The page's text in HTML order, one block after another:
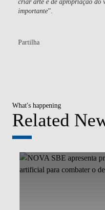
importante”.
Partilha
What's happening
Related